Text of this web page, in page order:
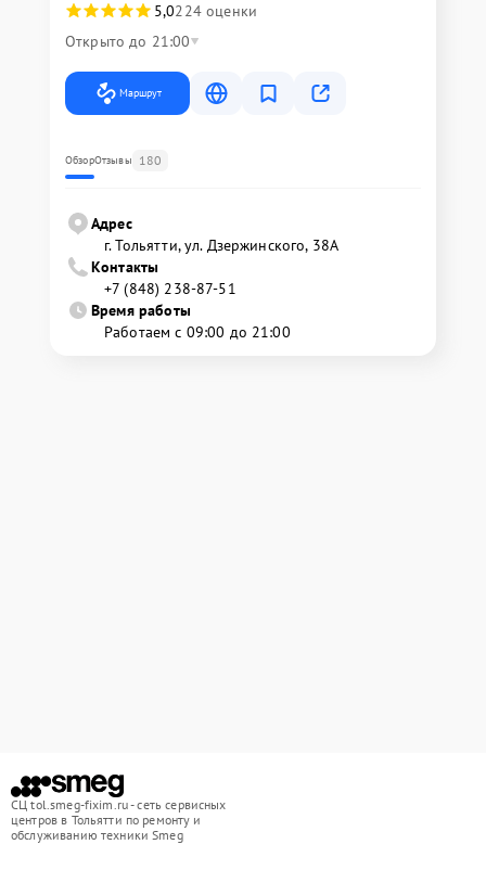
5,0224 оценки
Открыто до 21:00
Маршрут
ОбзорОтзывы 180
Адрес
г. Тольятти, ул. Дзержинского, 38А
Контакты
+7 (848) 238-87-51
Время работы
Работаем с 09:00 до 21:00
СЦ tol.smeg-fixim.ru - сеть сервисных
центров в Тольятти по ремонту и
обслуживанию техники Smeg